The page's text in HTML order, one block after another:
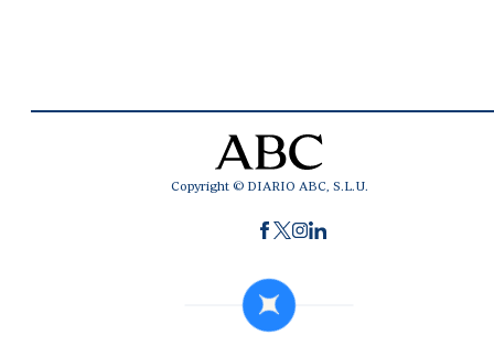
Copyright © DIARIO ABC, S.L.U.